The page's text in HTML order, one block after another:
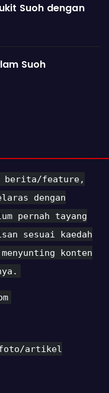
Suoh dengan
Suoh
berita/feature,
dengan
pernah tayang
sesuai kaedah
konten
foto/artikel